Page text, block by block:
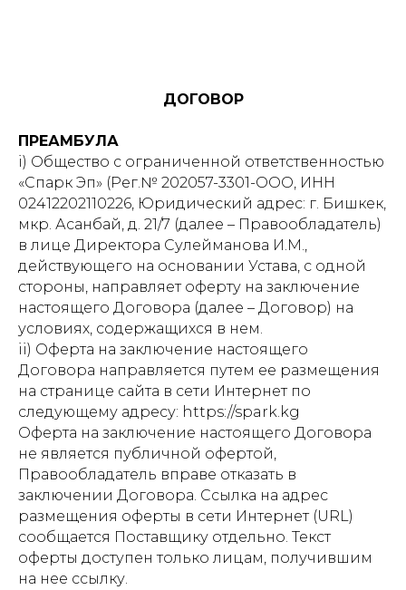
ДОГОВОР
ПРЕАМБУЛА
i) Общество с ограниченной ответственностью
«Спарк Эп» (Рег.№ 202057-3301-ООО, ИНН
02412202110226, Юридический адрес: г. Бишкек,
мкр. Асанбай, д. 21/7 (далее – Правообладатель)
в лице Директора Сулейманова И.М.,
действующего на основании Устава, с одной
стороны, направляет оферту на заключение
настоящего Договора (далее – Договор) на
условиях, содержащихся в нем.
ii) Оферта на заключение настоящего
Договора направляется путем ее размещения
на странице сайта в сети Интернет по
следующему адресу: https://spark.kg
Оферта на заключение настоящего Договора
не является публичной офертой,
Правообладатель вправе отказать в
заключении Договора. Ссылка на адрес
размещения оферты в сети Интернет (URL)
сообщается Поставщику отдельно. Текст
оферты доступен только лицам, получившим
на нее ссылку.